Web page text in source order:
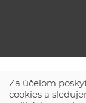
Za účelom
cookies a